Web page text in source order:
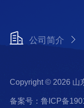
公司简介
Copyright © 2026 山
备案号：鲁ICP备